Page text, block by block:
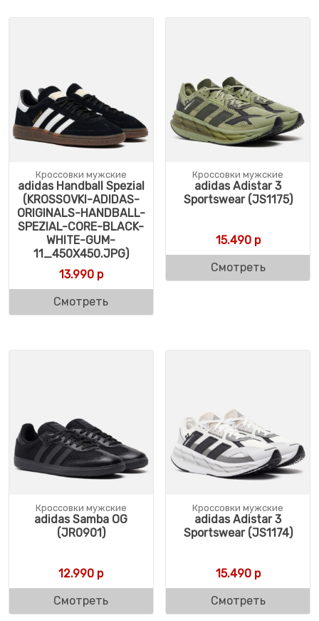
Кроссовки мужские
adidas Handball Spezial
(KROSSOVKI-ADIDAS-
ORIGINALS-HANDBALL-
SPEZIAL-CORE-BLACK-
WHITE-GUM-
11_450X450.JPG)
13.990р
Смотреть
Кроссовки мужские
adidas Adistar 3
Sportswear (JS1175)
15.490р
Смотреть
Кроссовки мужские
adidas Samba OG
(JR0901)
12.990 р
Смотреть
Кроссовки мужские
adidas Adistar 3
Sportswear (JS1174)
15.490р
Смотреть